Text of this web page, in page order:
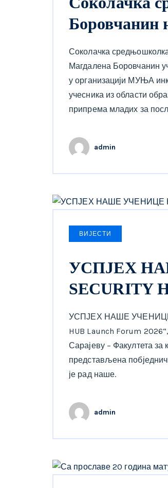
Соколачка
Магдалена Боровчанин
у организацији МУЊА
учесника из области
припрема младих за
admin
ВИЈЕСТИ
УСПЈЕХ
SECURITY
УСПЈЕХ НАШЕ УЧЕНИЦЕ
HUB Launch Forum
Сарајеву – Факултета за
представљена
је рад наше.
admin